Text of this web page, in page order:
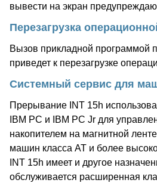
вывести на экран
Перезагрузка
Вызов прикладной программой
приведет к перезагрузке
Системный сервис для
Прерывание INT 15h
IBM PC и IBM PC Jr для
накопителем на магнитной
машин класса AT и более
INT 15h имеет и другое
обслуживается расширенная